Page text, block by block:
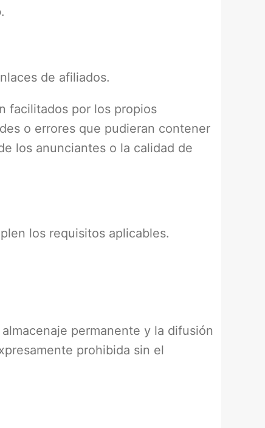
de afiliados.
facilitados por los propios
o errores que pudieran contener
los anunciantes o la calidad de
los requisitos aplicables.
permanente y la difusión
prohibida sin el